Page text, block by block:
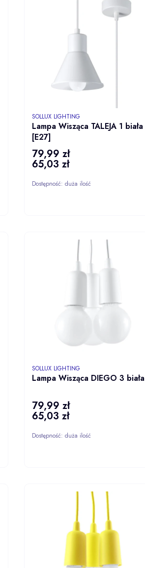
Lampa Wisząca TALEJA 1 biała
[E27]
PRODUCENT
SOLLUX LIGHTING
Cena
79,99 zł
Cena
65,03 zł
Dostępność: duża ilość
Lampa Wisząca DIEGO 3 biała
PRODUCENT
SOLLUX LIGHTING
Cena
79,99 zł
Cena
65,03 zł
Dostępność: duża ilość